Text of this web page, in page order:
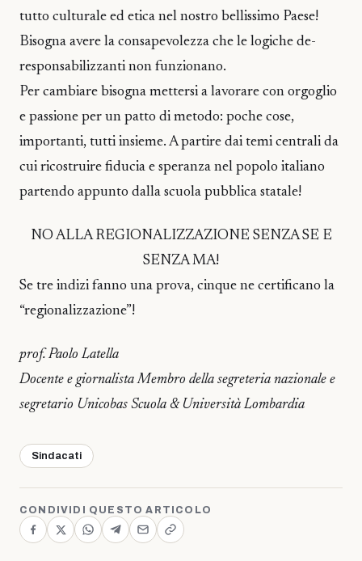
tutto culturale ed etica nel nostro bellissimo Paese!
Bisogna avere la consapevolezza che le logiche de-
responsabilizzanti non funzionano.
Per cambiare bisogna mettersi a lavorare con orgoglio
e passione per un patto di metodo: poche cose,
importanti, tutti insieme. A partire dai temi centrali da
cui ricostruire fiducia e speranza nel popolo italiano
partendo appunto dalla scuola pubblica statale!
NO ALLA REGIONALIZZAZIONE SENZA SE E
SENZA MA!
Se tre indizi fanno una prova, cinque ne certificano la
“regionalizzazione”!
prof. Paolo Latella
Docente e giornalista Membro della segreteria nazionale e
segretario Unicobas Scuola & Università Lombardia
Sindacati
CONDIVIDI QUESTO ARTICOLO